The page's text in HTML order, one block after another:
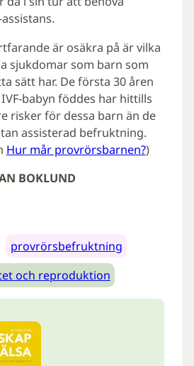
är osäkra på är vilka
sjukdomar som barn som
sätt har. De första 30 åren
babyn föddes har hittills
risker för dessa barn än de
assisterad befruktning.
Hur mår provrörsbarnen?)
BOKLUND
provrörsbefruktning
och reproduktion